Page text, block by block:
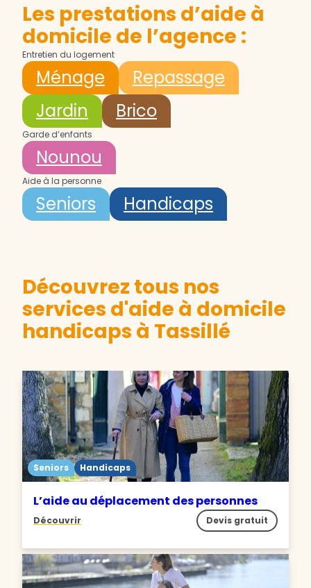
Les prestations d’aide à
domicile de l’agence :
Entretien du logement
Ménage
Repassage
Jardin
Brico
Garde d’enfants
Nounou
Aide à la personne
Seniors Handicaps
Découvrez tous nos
services d'aide à domicile
handicaps à Tassillé
Seniors Handicaps
L’aide au déplacement des personnes
Découvrir Devis gratuit